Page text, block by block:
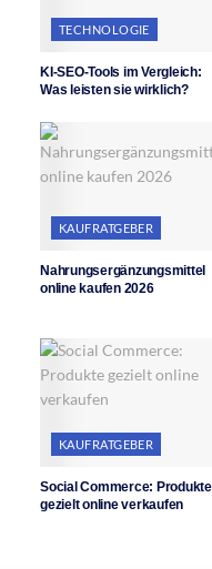
TECHNOLOGIE
KI-SEO-Tools im Vergleich:
Was leisten sie wirklich?
KAUFRATGEBER
Nahrungsergänzungsmittel
online kaufen 2026
KAUFRATGEBER
Social Commerce: Produkte
gezielt online verkaufen